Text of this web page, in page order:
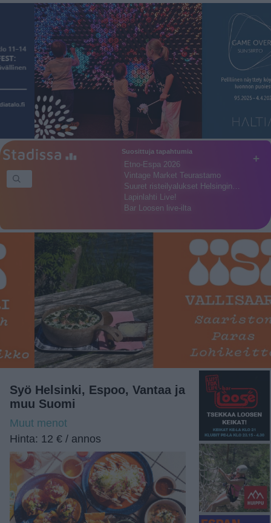
+
Suosittuja tapahtumia
Etno-Espa 2026
Vintage Market Teurastamo
Suuret risteilyalukset Helsingin…
Lapinlahti Live!
Bar Loosen live-ilta
Syö Helsinki, Espoo, Vantaa ja
muu Suomi
Muut menot
Hinta: 12 € / annos